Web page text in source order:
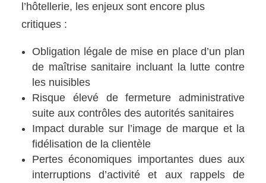
l’hôtellerie, les enjeux sont encore plus
critiques :
Obligation légale de mise en place d’un plan
de maîtrise sanitaire incluant la lutte contre
les nuisibles
Risque élevé de fermeture administrative
suite aux contrôles des autorités sanitaires
Impact durable sur l’image de marque et la
fidélisation de la clientèle
Pertes économiques importantes dues aux
interruptions d’activité et aux rappels de